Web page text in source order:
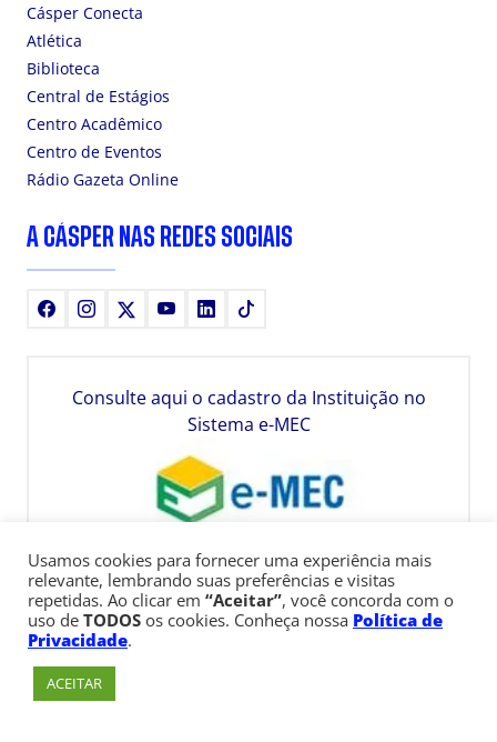
Cásper Conecta
Atlética
Biblioteca
Central de Estágios
Centro Acadêmico
Centro de Eventos
Rádio Gazeta Online
A CÁSPER NAS REDES SOCIAIS
FacebookInstagram YoutubeLinkedIn
Consulte aqui o cadastro da Instituição no
Sistema e-MEC
Usamos cookies para fornecer uma experiência mais
relevante, lembrando suas preferências e visitas
repetidas. Ao clicar em “Aceitar”, você concorda com o
uso de TODOS os cookies. Conheça nossa Política de
Privacidade.
ACEITAR